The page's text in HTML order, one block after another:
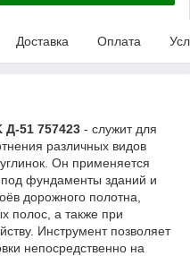
Доставка Оплата
Д-51 757423 - служит для
различных видов
Он применяется
фундаменты зданий и
дорожного полотна,
полос, а также при
Инструмент позволяет
непосредственно на